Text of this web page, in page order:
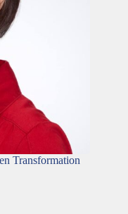
Transformation